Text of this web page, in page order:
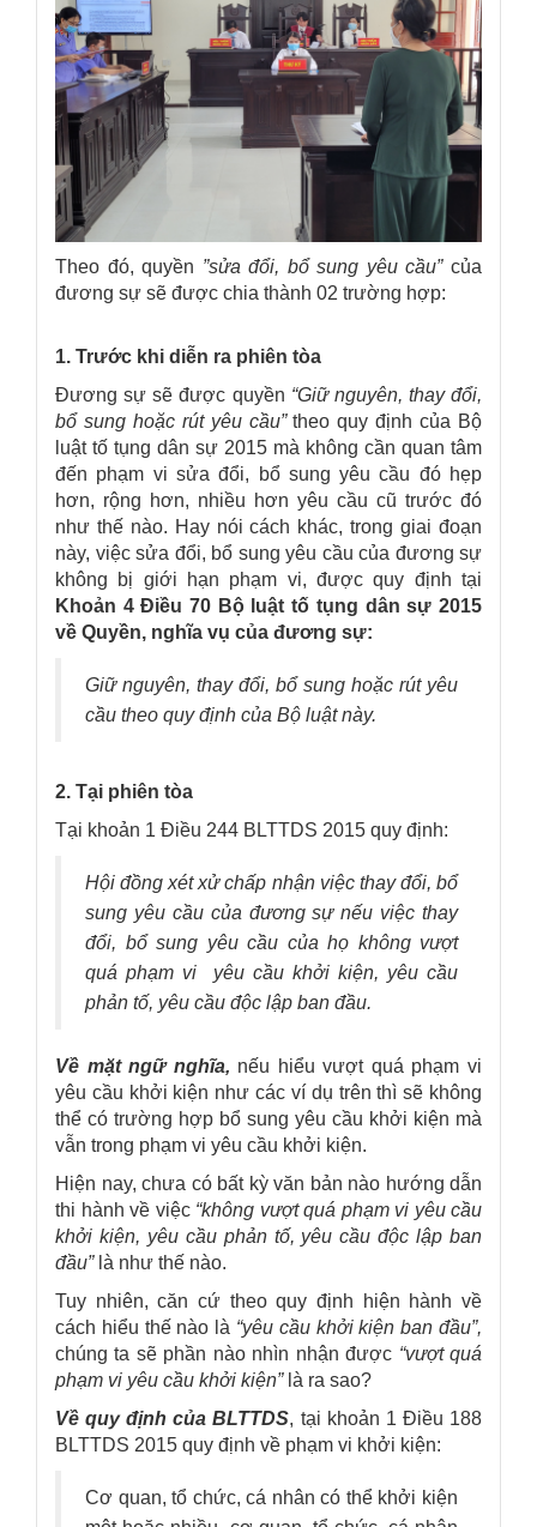
Theo đó, quyền ”sửa đổi, bổ sung yêu cầu”của
đương sự sẽ được chia thành 02 trường hợp:
1. Trước khi diễn ra phiên tòa
Đương sự sẽ được quyền “Giữ nguyên, thay đổi,
bổ sung hoặc rút yêu cầu”theo quy định của Bộ
luật tố tụng dân sự 2015 mà không cần quan tâm
đến phạm vi sửa đổi, bổ sung yêu cầu đó hẹp
hơn, rộng hơn, nhiều hơn yêu cầu cũ trước đó
như thế nào. Hay nói cách khác, trong giai đoạn
này, việc sửa đổi, bổ sung yêu cầu của đương sự
không bị giới hạn phạm vi, được quy định tại
Khoản 4 Điều 70 Bộ luật tố tụng dân sự 2015
về Quyền, nghĩa vụ của đương sự:
Giữ nguyên, thay đổi, bổ sung hoặc rút yêu
cầu theo quy định của Bộ luật này.
2. Tại phiên tòa
Tại khoản 1 Điều 244 BLTTDS 2015 quy định:
Hội đồng xét xử chấp nhận việc thay đổi, bổ
sung yêu cầu của đương sự nếu việc thay
đổi, bổ sung yêu cầu của họ không vượt
quá phạm vi yêu cầu khởi kiện, yêu cầu
phản tố, yêu cầu độc lập ban đầu.
Về mặt ngữ nghĩa, nếu hiểu vượt quá phạm vi
yêu cầu khởi kiện như các ví dụ trên thì sẽ không
thể có trường hợp bổ sung yêu cầu khởi kiện mà
vẫn trong phạm vi yêu cầu khởi kiện.
Hiện nay, chưa có bất kỳ văn bản nào hướng dẫn
thi hành về việc “không vượt quá phạm vi yêu cầu
khởi kiện, yêu cầu phản tố, yêu cầu độc lập ban
đầu”là như thế nào.
Tuy nhiên, căn cứ theo quy định hiện hành về
cách hiểu thế nào là “yêu cầu khởi kiện ban đầu”,
chúng ta sẽ phần nào nhìn nhận được “vượt quá
phạm vi yêu cầu khởi kiện”là ra sao?
Về quy định của BLTTDS, tại khoản 1 Điều 188
BLTTDS 2015 quy định về phạm vi khởi kiện:
Cơ quan, tổ chức, cá nhân có thể khởi kiện